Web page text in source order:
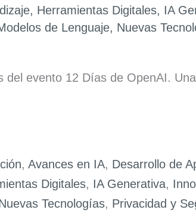
, Herramientas Digitales, IA
de Lenguaje, Nuevas
del evento 12 Días de OpenAI.
, Avances en IA, Desarrollo de
Digitales, IA Generativa,
Tecnologías, Privacidad y